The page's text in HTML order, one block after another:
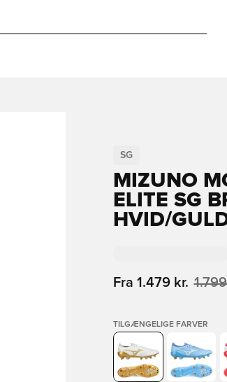
SG
MIZUNO
ELITE SG
HVID/
Fra 1.479 kr.
TILGÆNGELIGE FARVER